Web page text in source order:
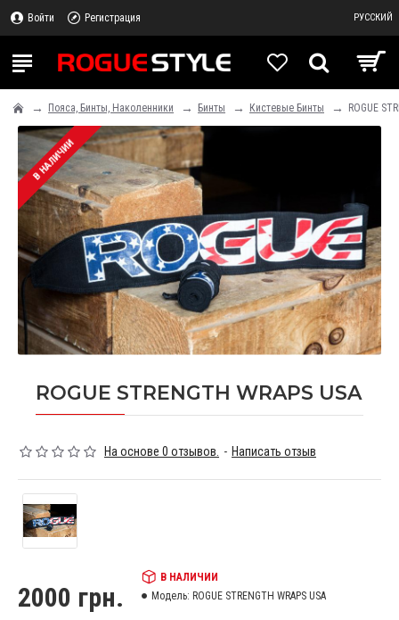
Войти Регистрация РУССКИЙ
Пояса, Бинты, Наколенники Бинты Кистевые Бинты ROGUE
В НАЛИЧИИ
ROGUE STRENGTH WRAPS USA
На основе 0 отзывов. - Написать отзыв
2000 грн.
В НАЛИЧИИ
Модель: ROGUE STRENGTH WRAPS USA